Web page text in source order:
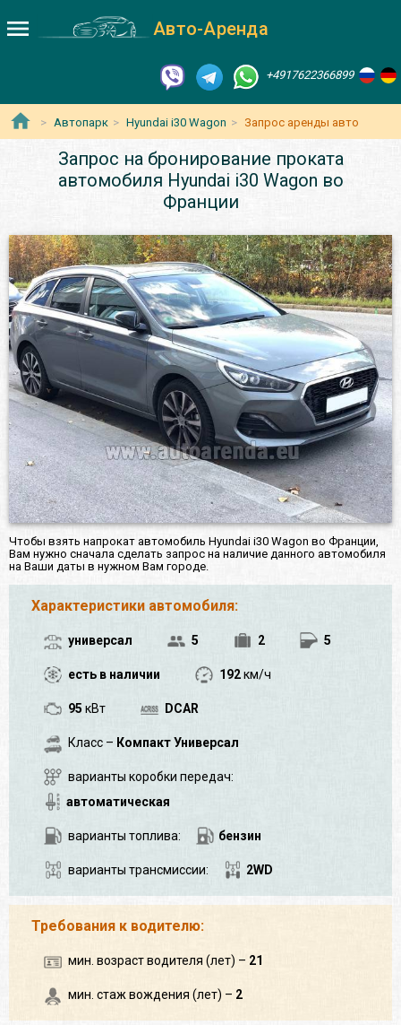
Авто-Аренда
+4917622366899
Автопарк Hyundai i30 Wagon Запрос аренды авто
Запрос на бронирование проката
автомобиля Hyundai i30 Wagon во
Франции
Чтобы взять напрокат автомобиль Hyundai i30 Wagon во Франции,
Вам нужно сначала сделать запрос на наличие данного автомобиля
на Ваши даты в нужном Вам городе.
Характеристики автомобиля:
универсал 5 2 5
есть в наличии 192км/ч
95 кВт DCAR
Класс – Компакт Универсал
варианты коробки передач:
автоматическая
варианты топлива: бензин
варианты трансмиссии: 2WD
Требования к водителю:
мин. возраст водителя (лет) – 21
мин. стаж вождения (лет) – 2